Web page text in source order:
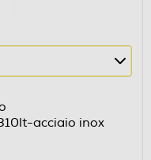
acciaio inox